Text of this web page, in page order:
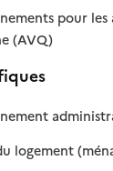
pour les
(AVQ)
: disponible
: non
:
:
logement